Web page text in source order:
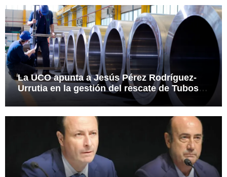
La UCO apunta a Jesús Pérez Rodríguez-
Urrutia en la gestión del rescate de Tubos
Reunidos